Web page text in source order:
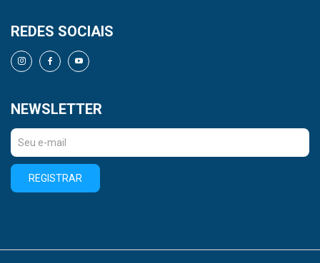
REDES SOCIAIS
NEWSLETTER
REGISTRAR